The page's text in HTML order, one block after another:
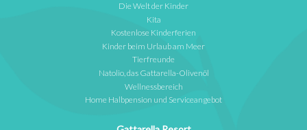
Die Welt der Kinder
Kita
Kostenlose Kinderferien
Kinder beim Urlaub am Meer
Tierfreunde
Natolio, das Gattarella-Olivenöl
Wellnessbereich
Home Halbpension und Serviceangebot